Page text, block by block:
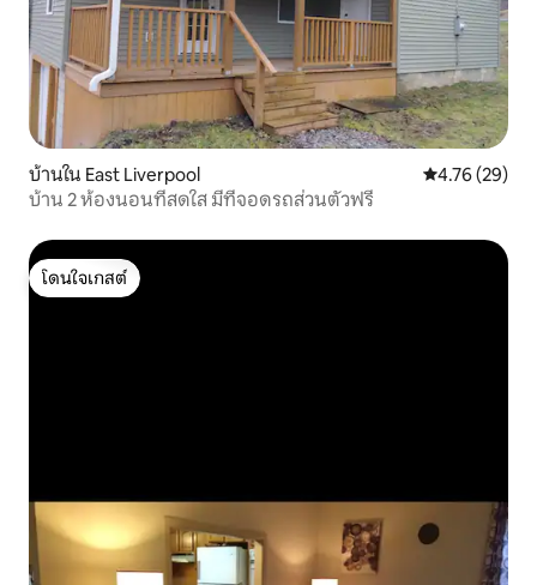
บ้านใน East Liverpool คะแนนเฉลี่ย
4.76 (29)
บ้าน 2 ห้องนอนที่สดใส มีที่จอดรถส่วนตัวฟรี
โดนใจเกสต์
โดนใจเกสต์